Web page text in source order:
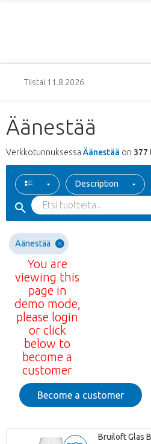
Tiistai 11.8.2026
Äänestää
Verkkotunnuksessa Äänestää on 377
Description
Äänestää
You are
viewing this
page in
demo mode,
please login
or click
below to
become a
customer
Become a customer
Bruiloft Glas